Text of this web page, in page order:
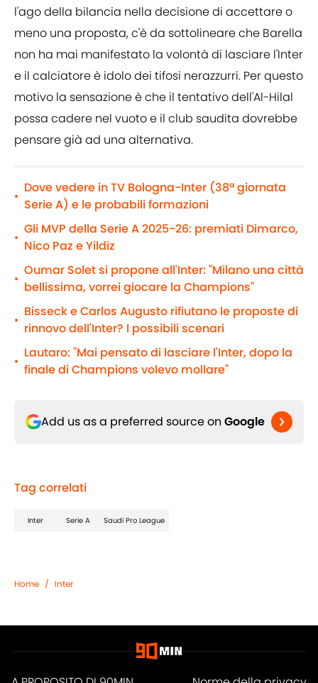
l'ago della bilancia nella decisione di accettare o
meno una proposta, c'è da sottolineare che Barella
non ha mai manifestato la volontà di lasciare l'Inter
e il calciatore è idolo dei tifosi nerazzurri. Per questo
motivo la sensazione è che il tentativo dell'Al-Hilal
possa cadere nel vuoto e il club saudita dovrebbe
pensare già ad una alternativa.
•
Dove vedere in TV Bologna-Inter (38ª giornata
Serie A) e le probabili formazioni
•
Gli MVP della Serie A 2025-26: premiati Dimarco,
Nico Paz e Yildiz
•
Oumar Solet si propone all'Inter: "Milano una città
bellissima, vorrei giocare la Champions"
•
Bisseck e Carlos Augusto rifiutano le proposte di
rinnovo dell'Inter? I possibili scenari
•
Lautaro: "Mai pensato di lasciare l'Inter, dopo la
finale di Champions volevo mollare"
Add us as a preferred source on Google
Tag correlati
Inter Serie A Saudi Pro League
Home / Inter